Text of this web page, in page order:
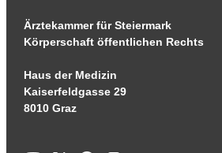
Ärztekammer für Steiermark
Körperschaft öffentlichen Rechts
Haus der Medizin
Kaiserfeldgasse 29
8010 Graz